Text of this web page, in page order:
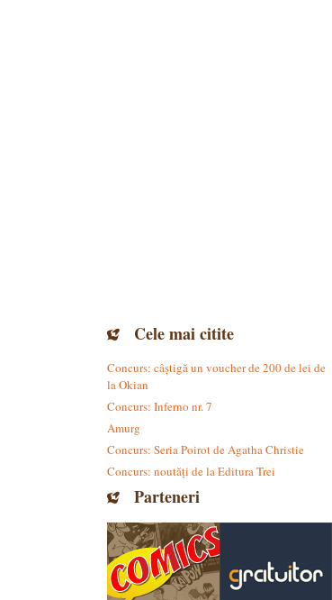
Cele mai citite
Concurs: câștigă un voucher de 200 de lei de
la Okian
Concurs: Inferno nr. 7
Amurg
Concurs: Seria Poirot de Agatha Christie
Concurs: noutăți de la Editura Trei
Parteneri